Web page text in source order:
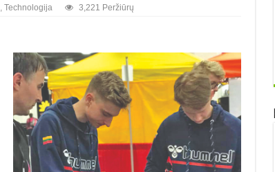
Technologija 3,221 Peržiūrų